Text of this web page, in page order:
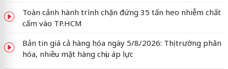
Toàn cảnh hành trình chặn đứng 35 tấn heo nhiễm chất
cấm vào TP.HCM
Bản tin giá cả hàng hóa ngày 5/8/2026: Thị trường phân
hóa, nhiều mặt hàng chịu áp lực